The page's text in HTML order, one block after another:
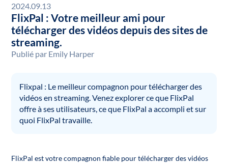
2024.09.13
FlixPal : Votre meilleur ami pour
télécharger des vidéos depuis des sites de
streaming.
Publié par Emily Harper
Flixpal : Le meilleur compagnon pour télécharger des
vidéos en streaming. Venez explorer ce que FlixPal
offre à ses utilisateurs, ce que FlixPal a accompli et sur
quoi FlixPal travaille.
FlixPal est votre compagnon fiable pour télécharger des vidéos